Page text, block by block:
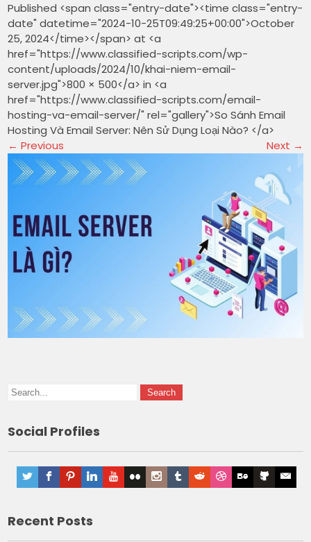
Published <span class="entry-date"><time class="entry-
date" datetime="2024-10-25T09:49:25+00:00">October
25, 2024</time></span> at <a
href="https://www.classified-scripts.com/wp-
content/uploads/2024/10/khai-niem-email-
server.jpg">800 × 500</a> in <a
href="https://www.classified-scripts.com/email-
hosting-va-email-server/" rel="gallery">So Sánh Email
Hosting Và Email Server: Nên Sử Dụng Loại Nào? </a>
← Previous Next →
Social Profiles
Recent Posts